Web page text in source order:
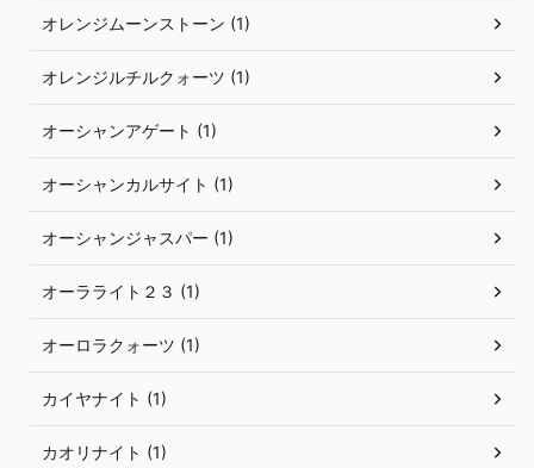
オレンジムーンストーン (1)
オレンジルチルクォーツ (1)
オーシャンアゲート (1)
オーシャンカルサイト (1)
オーシャンジャスパー (1)
オーラライト２３ (1)
オーロラクォーツ (1)
カイヤナイト (1)
カオリナイト (1)